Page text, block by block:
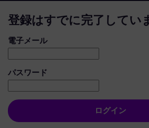
登録はすでに完了してい
ログイン：ユーザーとパスワード
電子メール
パスワード
ログイン